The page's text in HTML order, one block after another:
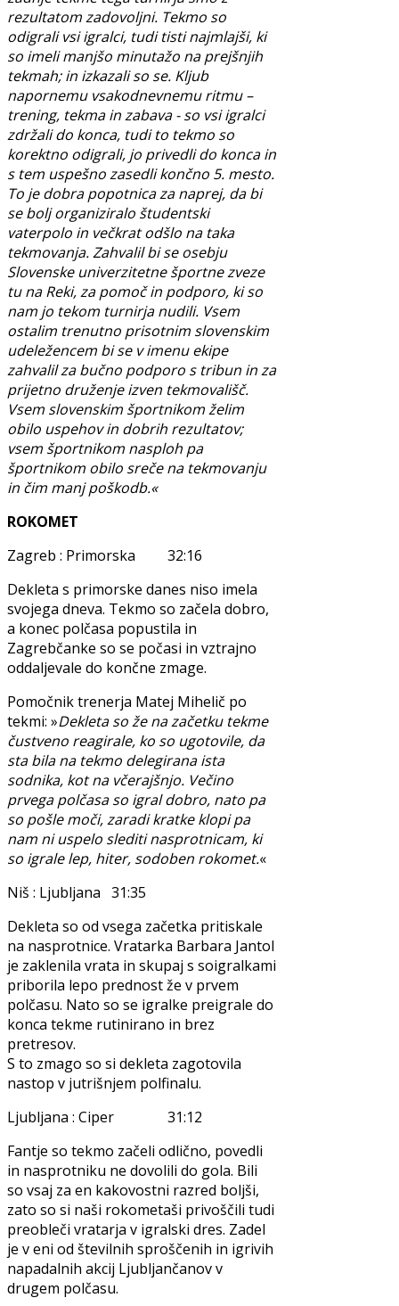
rezultatom zadovoljni. Tekmo so
odigrali vsi igralci, tudi tisti najmlajši, ki
so imeli manjšo minutažo na prejšnjih
tekmah; in izkazali so se. Kljub
napornemu vsakodnevnemu ritmu –
trening, tekma in zabava - so vsi igralci
zdržali do konca, tudi to tekmo so
korektno odigrali, jo privedli do konca in
s tem uspešno zasedli končno 5. mesto.
To je dobra popotnica za naprej, da bi
se bolj organiziralo študentski
vaterpolo in večkrat odšlo na taka
tekmovanja. Zahvalil bi se osebju
Slovenske univerzitetne športne zveze
tu na Reki, za pomoč in podporo, ki so
nam jo tekom turnirja nudili. Vsem
ostalim trenutno prisotnim slovenskim
udeležencem bi se v imenu ekipe
zahvalil za bučno podporo s tribun in za
prijetno druženje izven tekmovališč.
Vsem slovenskim športnikom želim
obilo uspehov in dobrih rezultatov;
vsem športnikom nasploh pa
športnikom obilo sreče na tekmovanju
in čim manj poškodb.«
ROKOMET
Zagreb : Primorska 32:16
Dekleta s primorske danes niso imela
svojega dneva. Tekmo so začela dobro,
a konec polčasa popustila in
Zagrebčanke so se počasi in vztrajno
oddaljevale do končne zmage.
Pomočnik trenerja Matej Mihelič po
tekmi: »Dekleta so že na začetku tekme
čustveno reagirale, ko so ugotovile, da
sta bila na tekmo delegirana ista
sodnika, kot na včerajšnjo. Večino
prvega polčasa so igral dobro, nato pa
so pošle moči, zaradi kratke klopi pa
nam ni uspelo slediti nasprotnicam, ki
so igrale lep, hiter, sodoben rokomet.«
Niš : Ljubljana 31:35
Dekleta so od vsega začetka pritiskale
na nasprotnice. Vratarka Barbara Jantol
je zaklenila vrata in skupaj s soigralkami
priborila lepo prednost že v prvem
polčasu. Nato so se igralke preigrale do
konca tekme rutinirano in brez
pretresov.
S to zmago so si dekleta zagotovila
nastop v jutrišnjem polfinalu.
Ljubljana : Ciper 31:12
Fantje so tekmo začeli odlično, povedli
in nasprotniku ne dovolili do gola. Bili
so vsaj za en kakovostni razred boljši,
zato so si naši rokometaši privoščili tudi
preobleči vratarja v igralski dres. Zadel
je v eni od številnih sproščenih in igrivih
napadalnih akcij Ljubljančanov v
drugem polčasu.